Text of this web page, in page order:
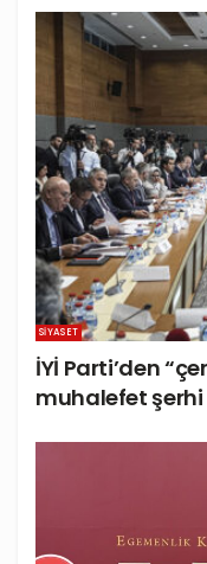
SIYASET
İYİ Parti’den
muhalefet şerhi